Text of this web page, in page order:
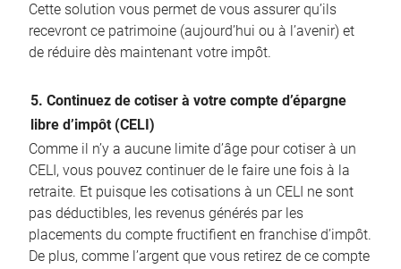
Cette solution vous permet de vous assurer qu’ils
recevront ce patrimoine (aujourd’hui ou à l’avenir) et
de réduire dès maintenant votre impôt.
5. Continuez de cotiser à votre compte d’épargne
libre d’impôt (CELI)
Comme il n’y a aucune limite d’âge pour cotiser à un
CELI, vous pouvez continuer de le faire une fois à la
retraite. Et puisque les cotisations à un CELI ne sont
pas déductibles, les revenus générés par les
placements du compte fructifient en franchise d’impôt.
De plus, comme l’argent que vous retirez de ce compte